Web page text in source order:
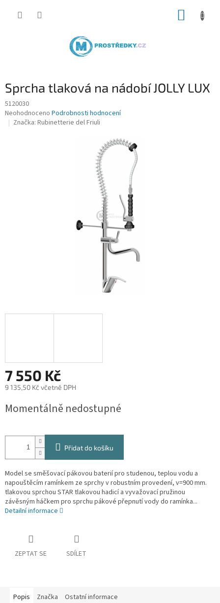
Sprcha tlaková na nádobí JOLLY LUX
5120030
Průměrné
hodnocení
Neohodnoceno Podrobnosti hodnocení
Značka: Rubinetterie del Friuli
7 550 Kč
9 135,50 Kč včetně DPH
cena:
Momentálně nedostupné
Přidat do košíku
Model se směšovací pákovou baterií pro studenou, teplou vodu a
napouštěcím ramínkem ze sprchy v robustním provedení, v=900 mm.
tlakovou sprchou STAR tlakovou hadicí a vyvažovací pružinou
závěsným háčkem pro sprchu pákové přepnutí vody do ramínka...
Detailní informace
ZEPTAT SE SDÍLET
Popis Značka Ostatní informace